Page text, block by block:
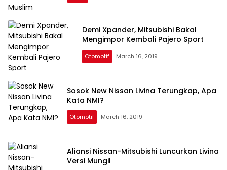
Kilas
Lampung
Demi Xpander, Mitsubishi Bakal
Mengimpor Kembali Pajero Sport
Otomotif March 16, 2019
Sosok New Nissan Livina Terungkap, Apa
Kata NMI?
Otomotif March 16, 2019
Aliansi Nissan-Mitsubishi Luncurkan Livina
Versi Mungil